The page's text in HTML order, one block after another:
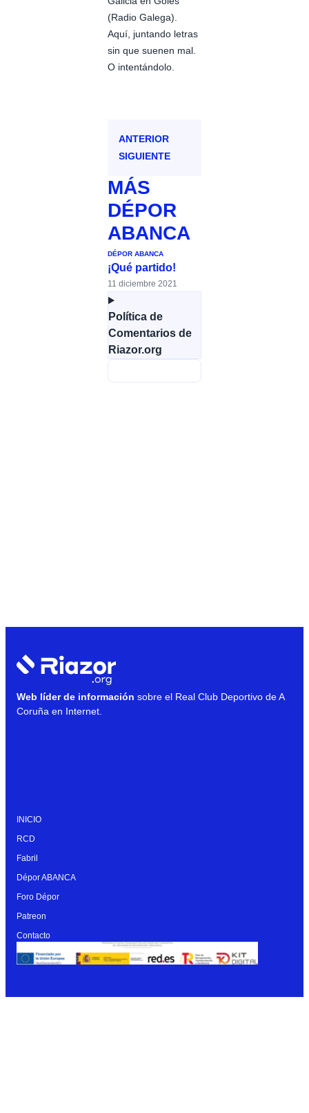
(Radio Galega).
Aquí, juntando letras
sin que suenen mal.
O intentándolo.
ANTERIOR
SIGUIENTE
MÁS
DÉPOR
ABANCA
DÉPOR ABANCA
¡Qué partido!
11 diciembre 2021
Política de
Comentarios de
Riazor.org
Web líder de información sobre el Real Club Deportivo de A
Coruña en Internet.
INICIO
RCD
Fabril
Dépor ABANCA
Foro Dépor
Patreon
Contacto